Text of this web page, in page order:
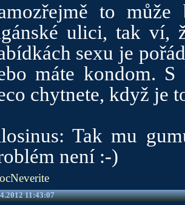
to
ulici, tak ví,
sexu je
máte kondom.
chytnete, když je
Tak mu
není :-)
11:43:07